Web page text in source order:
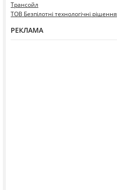
Трансойл
ТОВ Безпілотні технологічні рішення
РЕКЛАМА